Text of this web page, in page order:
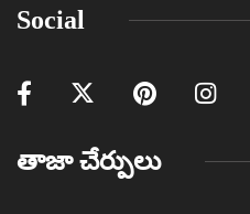
Social
తాజా చేర్పులు